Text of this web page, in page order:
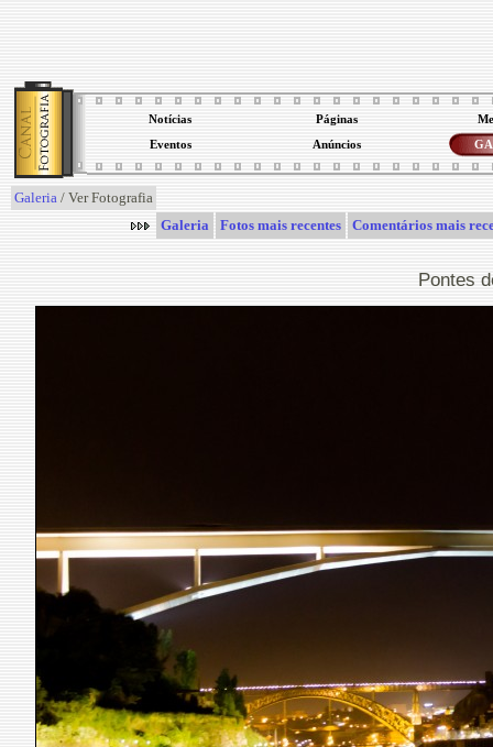
Notícias Páginas
Eventos Anúncios
Galeria / Ver Fotografia
Galeria
Fotos mais recentes Comentários mais
Pontes